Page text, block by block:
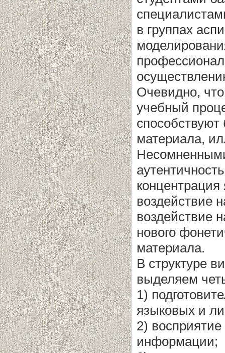
в группах
Очевидно,
учебный
материала,
воздействие
воздействие
нового
материала.
В структуре
выделяем
1)
языковых и
2)
информации;